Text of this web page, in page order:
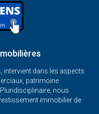
intervient dans les aspects
patrimoine
nous
immobilier de